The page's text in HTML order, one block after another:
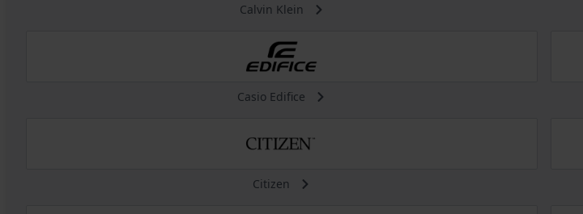
Calvin Klein
Casio Edifice
Citizen